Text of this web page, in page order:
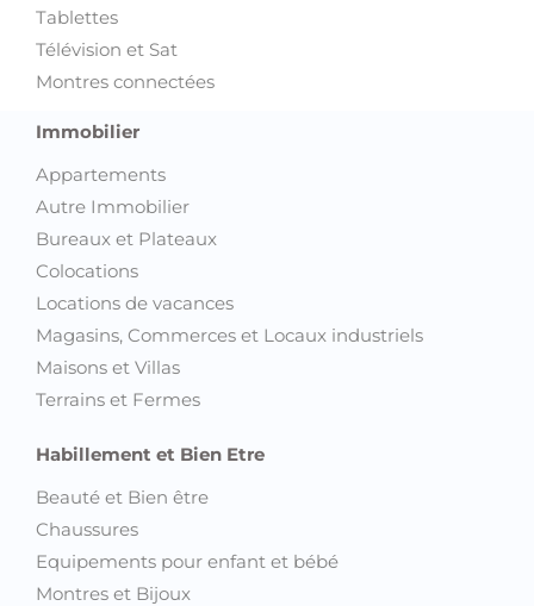
Tablettes
Télévision et Sat
Montres connectées
Immobilier
Appartements
Autre Immobilier
Bureaux et Plateaux
Colocations
Locations de vacances
Magasins, Commerces et Locaux industriels
Maisons et Villas
Terrains et Fermes
Habillement et Bien Etre
Beauté et Bien être
Chaussures
Equipements pour enfant et bébé
Montres et Bijoux